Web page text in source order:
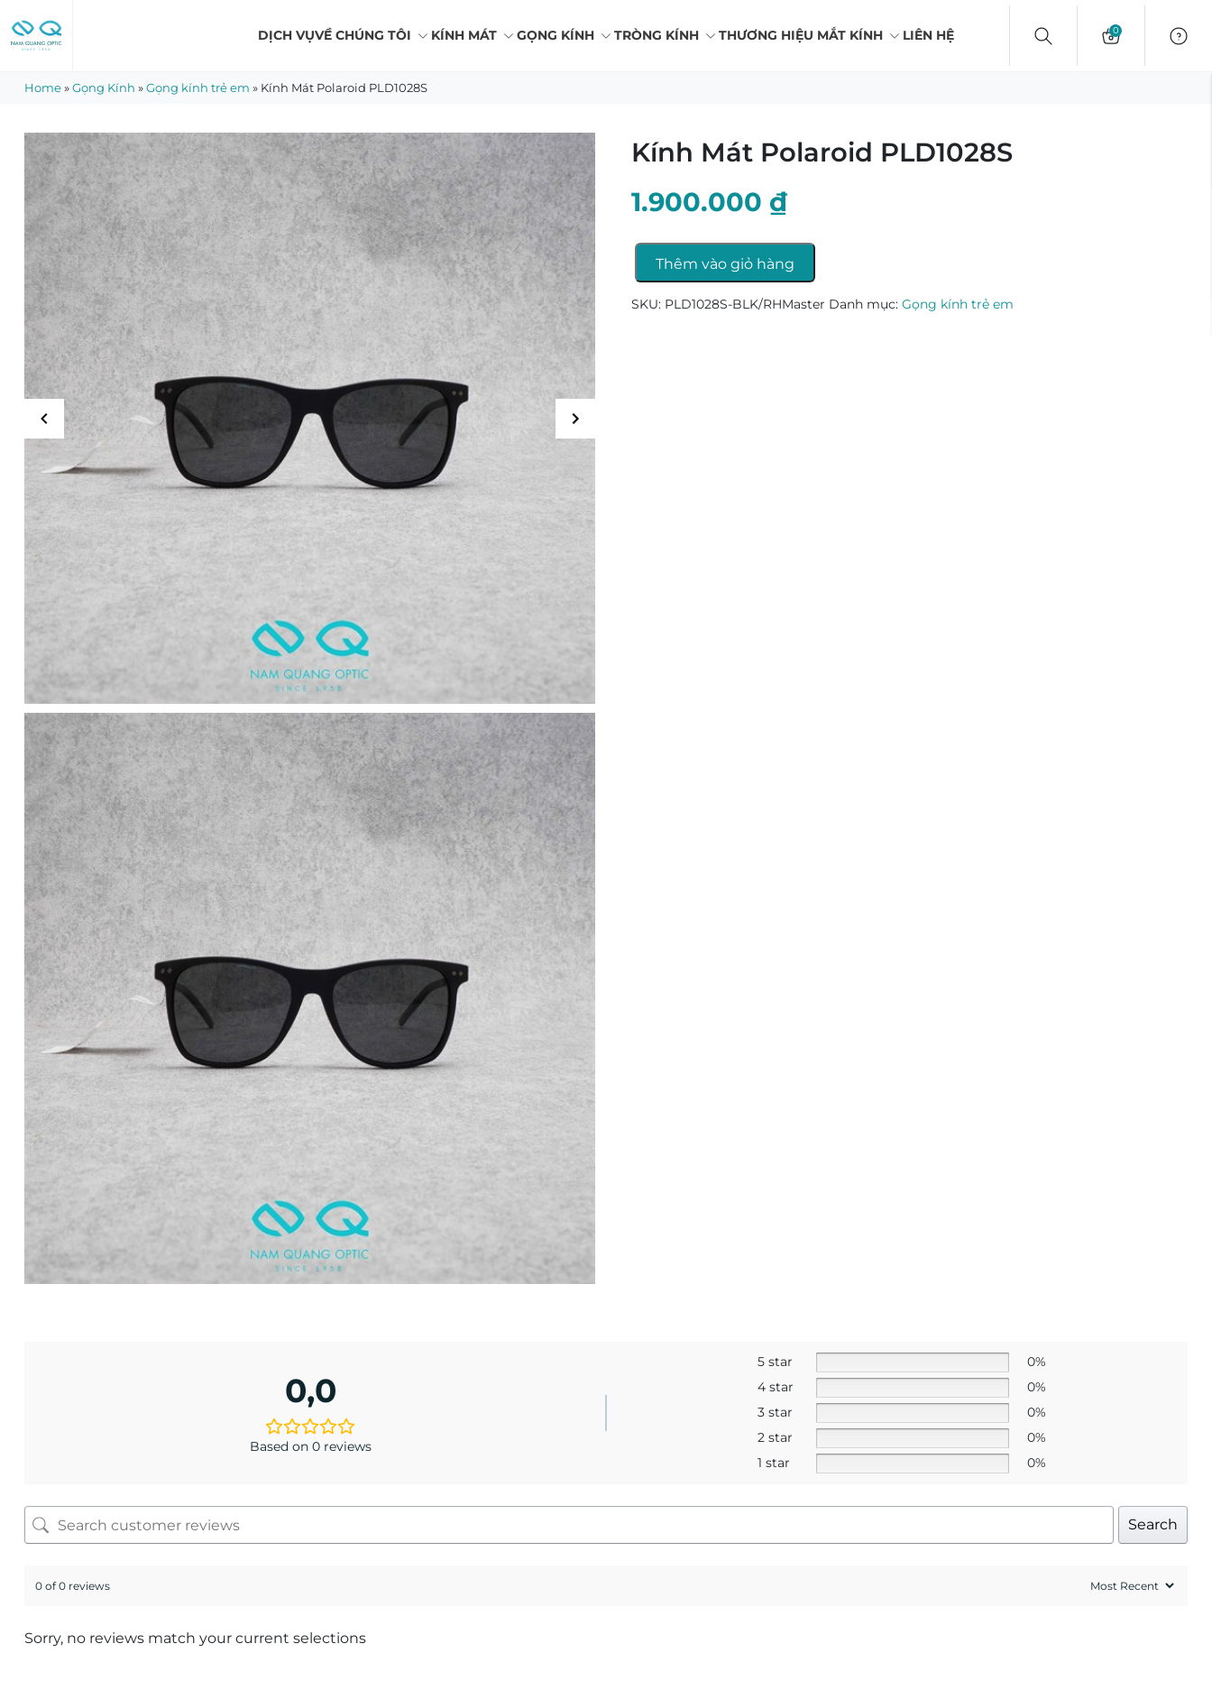
to
content
DỊCH VỤVỀ CHÚNG TÔI KÍNH MÁT GỌNG KÍNH TRÒNG KÍNH THƯƠNG HIỆU MẮT KÍNH LIÊN HỆ 0
Home»Gọng Kính »Gọng kính trẻ em » Kính Mát Polaroid PLD1028S
Kính Mát Polaroid PLD1028S
1.900.000 ₫
Kính
Mát
Thêm vào giỏ hàng
SKU: PLD1028S-BLK/RHMaster Danh mục: Gọng kính trẻ em
0,0
Based on 0 reviews
5 star
0%
4 star
0%
3 star
0%
2 star
0%
1 star
0%
Search
0 of 0 reviews
Sorry, no reviews match your current selections